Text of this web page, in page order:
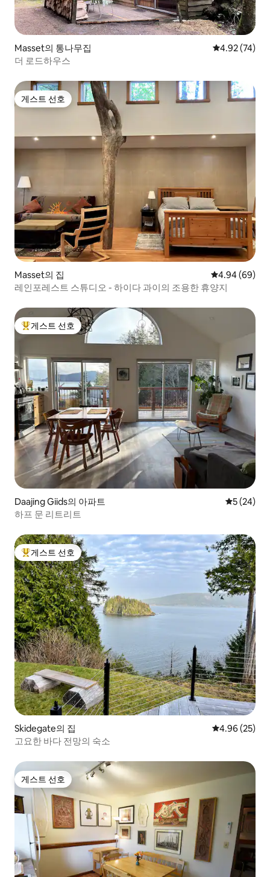
Masset의 통나무집 평점 4.92점(5
4.92 (74)
더 로드하우스
게스트 선호
게스트 선호
Masset의 집 평점 4.94점(5
4.94 (69)
레인포레스트 스튜디오 - 하이다 과이의 조용한 휴양지
상위 게스트 선호
게스트 선호
Daajing Giids의 아파트 평점 5점(5
5 (24)
하프 문 리트리트
상위 게스트 선호
게스트 선호
Skidegate의 집 평점 4.96점(5
4.96 (25)
고요한 바다 전망의 숙소
게스트 선호
게스트 선호